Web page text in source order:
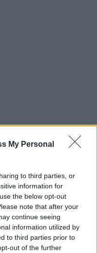
My Personal
to third parties, or
information for
the below opt-out
note that after your
continue seeing
information utilized by
to third parties prior to
out of the further